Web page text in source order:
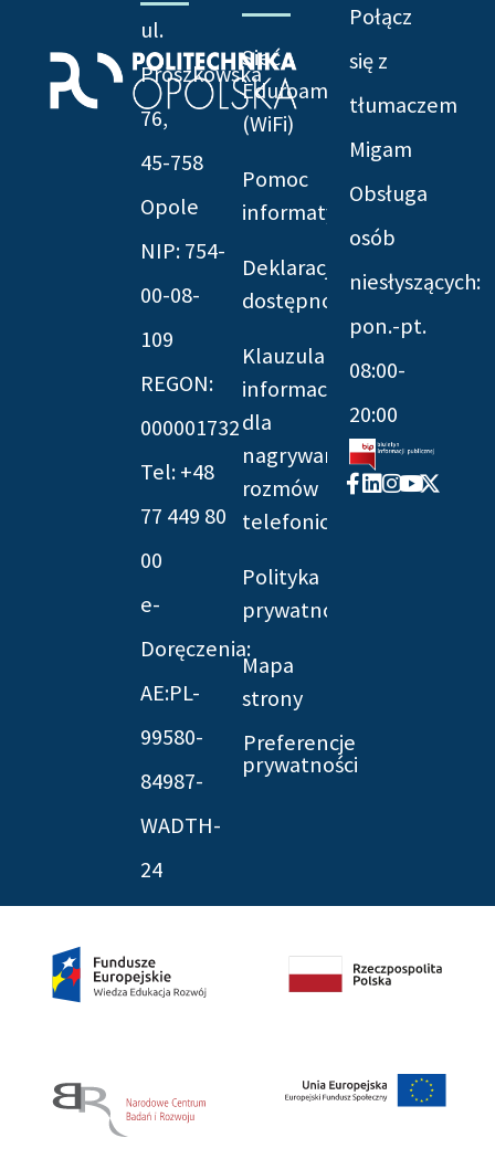
ul.
Prószkowska
76,
45-758
Opole
NIP: 754-
00-08-
109
REGON:
000001732
Tel: +48
77 449 80
00
e-
Doręczenia:
AE:PL-
99580-
84987-
WADTH-
24
Sieć
Eduroam
(WiFi)
Pomoc
informatyczna
Deklaracja
dostępności
Klauzula
informacyjna
dla
nagrywania
rozmów
telefonicznych
Polityka
prywatności
Mapa
strony
Preferencje
prywatności
Połącz
się z
tłumaczem
Migam
Obsługa
osób
niesłyszących:
pon.-pt.
08:00-
20:00
Facebook-
f
Linkedin
Instagram
Youtube
X-